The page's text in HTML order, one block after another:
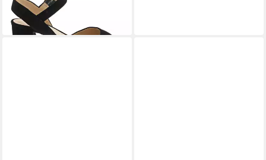
UNISASandalette
149,95 €